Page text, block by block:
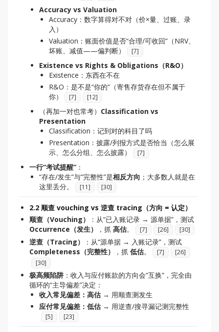
Accuracy vs Valuation
Accuracy：数字算得对不对（价×量、过账、录
入）
Valuation：账面价值是否“合理/可收回”（NRV、
坏账、减值——偏判断）
[7]
Existence vs Rights & Obligations（R&O）
Existence：东西在不在
R&O：是不是“你的”（寄售存货存在但不属于
你）
[7] [12]
（再加一对也常考） Classification vs
Presentation
Classification：记到对的科目了吗
Presentation：披露/列报方式是否恰当（怎么展
示、怎么分组、怎么披露）
[7]
一行“考试提醒” ：
“存在/发生”与“完整性”是相反方向 ；大多数人就是在
这里丢分。
[11] [30]
2.2 顺查 vouching vs 逆查 tracing（方向 = 认定）
顺查（Vouching）
：从“已入账记录 → 源单据”，测试
Occurrence（发生）
，抓 高估。 [7] [26] [30]
逆查（Tracing）
：从“源单据 → 入账记录”，测试
Completeness（完整性）
，抓 低估。 [7] [26]
[30]
极高频陷阱 ：收入与应付账款的方向会“互换”，完全由
循环的“主导偏差”决定：
收入常见偏差：高估 → 用顺查测发生
应付常见偏差：低估 → 用逆查/搜寻漏记测完整性
[5] [23]